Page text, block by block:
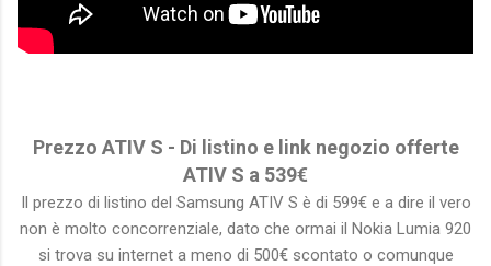
Prezzo ATIV S - Di listino e link negozio offerte
ATIV S a 539€
Il prezzo di listino del Samsung ATIV S è di 599€ e a dire il vero
non è molto concorrenziale, dato che ormai il Nokia Lumia 920
si trova su internet a meno di 500€ scontato o comunque